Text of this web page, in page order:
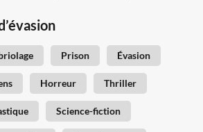
Prison Évasion
Horreur Thriller
Science-fiction